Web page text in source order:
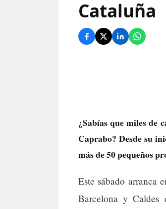
Cataluña
¿Sabías que miles de
Caprabo? Desde su
más de 50 pequeños
Este sábado arranca
Barcelona y Caldes